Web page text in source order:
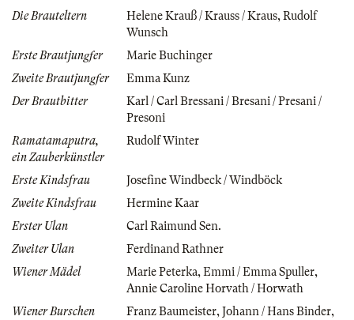
Die Brauteltern
Helene Krauß / Krauss / Kraus, Rudolf
Wunsch
Erste Brautjungfer
Marie Buchinger
Zweite Brautjungfer
Emma Kunz
Der Brautbitter
Karl / Carl Bressani / Bresani / Presani /
Presoni
Ramatamaputra,
ein Zauberkünstler
Rudolf Winter
Erste Kindsfrau
Josefine Windbeck / Windböck
Zweite Kindsfrau
Hermine Kaar
Erster Ulan
Carl Raimund Sen.
Zweiter Ulan
Ferdinand Rathner
Wiener Mädel
Marie Peterka, Emmi / Emma Spuller,
Annie Caroline Horvath / Horwath
Wiener Burschen
Franz Baumeister, Johann / Hans Binder,